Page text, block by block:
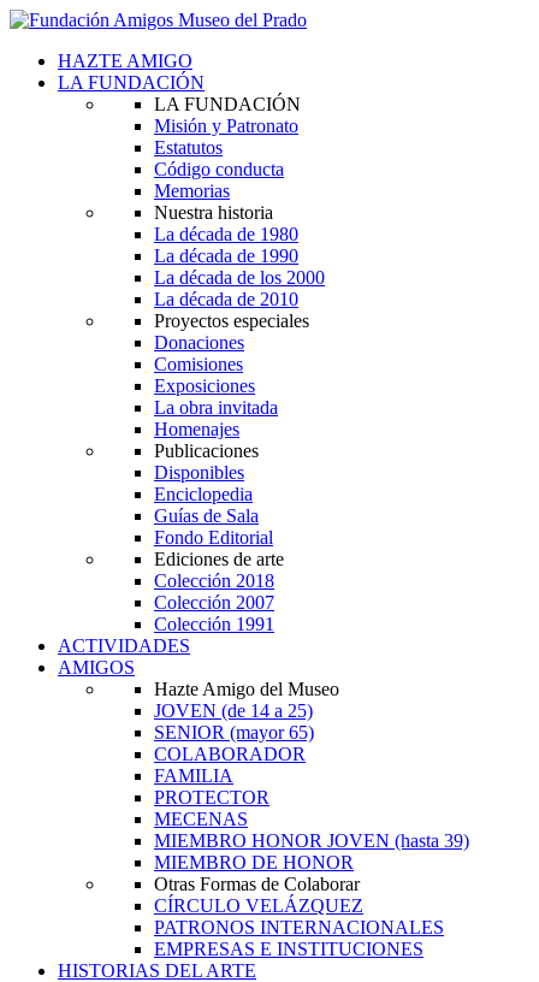
HAZTE AMIGO
LA FUNDACIÓN
LA FUNDACIÓN
Misión y Patronato
Estatutos
Código conducta
Memorias
Nuestra historia
La década de 1980
La década de 1990
La década de los 2000
La década de 2010
Proyectos especiales
Donaciones
Comisiones
Exposiciones
La obra invitada
Homenajes
Publicaciones
Disponibles
Enciclopedia
Guías de Sala
Fondo Editorial
Ediciones de arte
Colección 2018
Colección 2007
Colección 1991
ACTIVIDADES
AMIGOS
Hazte Amigo del Museo
JOVEN (de 14 a 25)
SENIOR (mayor 65)
COLABORADOR
FAMILIA
PROTECTOR
MECENAS
MIEMBRO HONOR JOVEN (hasta 39)
MIEMBRO DE HONOR
Otras Formas de Colaborar
CÍRCULO VELÁZQUEZ
PATRONOS INTERNACIONALES
EMPRESAS E INSTITUCIONES
HISTORIAS DEL ARTE